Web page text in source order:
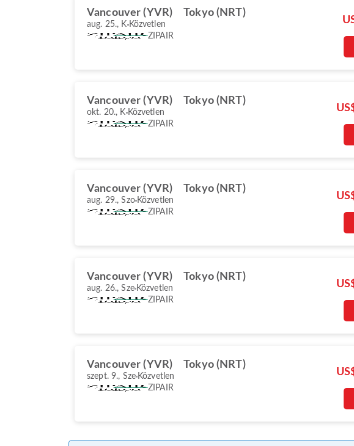
Vancouver (YVR) Tokyo (NRT)
aug. 25., K Közvetlen
ZIPAIR
Vancouver (YVR) Tokyo (NRT)
okt. 20., K Közvetlen
ZIPAIR
Vancouver (YVR) Tokyo (NRT)
aug. 29., Szo Közvetlen
ZIPAIR
Vancouver (YVR) Tokyo (NRT)
aug. 26., Sze Közvetlen
ZIPAIR
Vancouver (YVR) Tokyo (NRT)
szept. 9., Sze Közvetlen
ZIPAIR